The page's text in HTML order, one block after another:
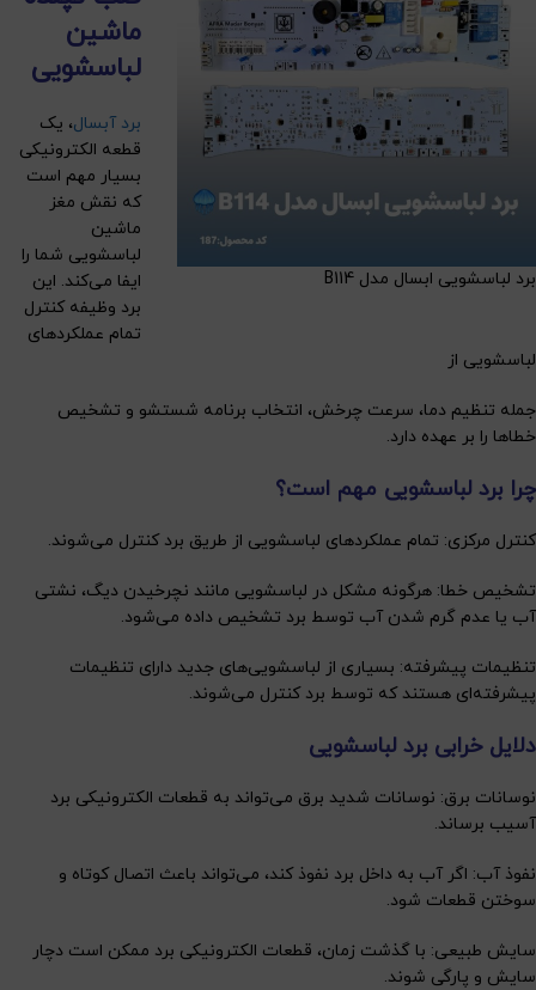
برد لباسشویی ابسال مدل B114
ماشین
لباسشویی
برد آبسال، یک
قطعه الکترونیکی
بسیار مهم است
که نقش مغز
ماشین
لباسشویی شما را
ایفا می‌کند. این
برد وظیفه کنترل
تمام عملکردهای
لباسشویی از
جمله تنظیم دما، سرعت چرخش، انتخاب برنامه شستشو و تشخیص
خطاها را بر عهده دارد.
چرا برد لباسشویی مهم است؟
کنترل مرکزی: تمام عملکردهای لباسشویی از طریق برد کنترل می‌شوند.
تشخیص خطا: هرگونه مشکل در لباسشویی مانند نچرخیدن دیگ، نشتی
آب یا عدم گرم شدن آب توسط برد تشخیص داده می‌شود.
تنظیمات پیشرفته: بسیاری از لباسشویی‌های جدید دارای تنظیمات
پیشرفته‌ای هستند که توسط برد کنترل می‌شوند.
دلایل خرابی برد لباسشویی
نوسانات برق: نوسانات شدید برق می‌تواند به قطعات الکترونیکی برد
آسیب برساند.
نفوذ آب: اگر آب به داخل برد نفوذ کند، می‌تواند باعث اتصال کوتاه و
سوختن قطعات شود.
سایش طبیعی: با گذشت زمان، قطعات الکترونیکی برد ممکن است دچار
سایش و پارگی شوند.